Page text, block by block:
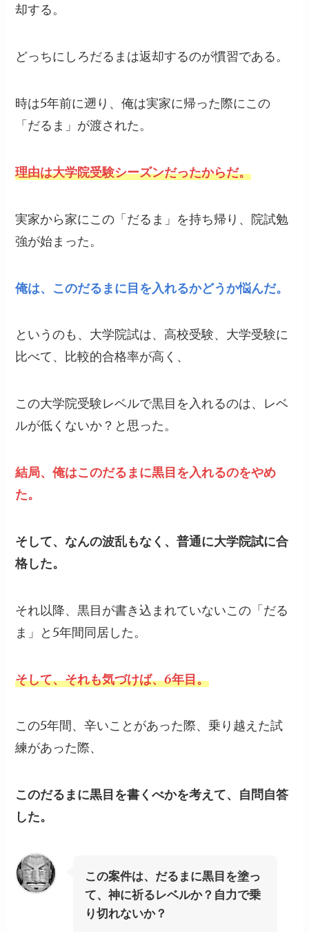
却する。
どっちにしろだるまは返却するのが慣習である。
時は5年前に遡り、俺は実家に帰った際にこの
「だるま」が渡された。
理由は大学院受験シーズンだったからだ。
実家から家にこの「だるま」を持ち帰り、院試勉
強が始まった。
俺は、このだるまに目を入れるかどうか悩んだ。
というのも、大学院試は、高校受験、大学受験に
比べて、比較的合格率が高く、
この大学院受験レベルで黒目を入れるのは、レベ
ルが低くないか？と思った。
結局、俺はこのだるまに黒目を入れるのをやめ
た。
そして、なんの波乱もなく、普通に大学院試に合
格した。
それ以降、黒目が書き込まれていないこの「だる
ま」と5年間同居した。
そして、それも気づけば、6年目。
この5年間、辛いことがあった際、乗り越えた試
練があった際、
このだるまに黒目を書くべかを考えて、自問自答
した。
この案件は、だるまに黒目を塗っ
て、神に祈るレベルか？自力で乗
り切れないか？